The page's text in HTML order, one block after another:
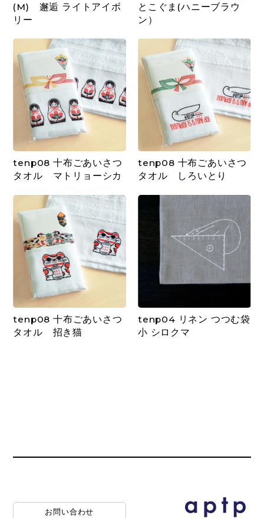
(M) 邂逅 ライトアイボ
リー
とこぐま(ハニーブラウ
ン）
tenp08 十布ごあいさつ
タオル マトリョーシカ
tenp08 十布ごあいさつ
タオル しろいとり
tenp08 十布ごあいさつ
タオル 招き猫
tenp04 リネン つつむ袋
小 シロクマ
お問い合わせ